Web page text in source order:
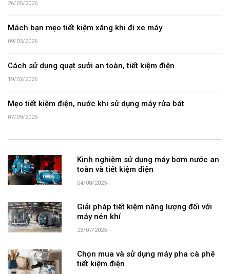
26/05/2026
Mách bạn mẹo tiết kiệm xăng khi đi xe máy
09/03/2026
Cách sử dụng quạt sưởi an toàn, tiết kiệm điện
19/02/2026
Mẹo tiết kiệm điện, nước khi sử dụng máy rửa bát
07/09/2025
Kinh nghiệm sử dụng máy bơm nước an
toàn và tiết kiệm điện
04/08/2025
Giải pháp tiết kiệm năng lượng đối với
máy nén khí
23/07/2025
Chọn mua và sử dụng máy pha cà phê
tiết kiệm điện